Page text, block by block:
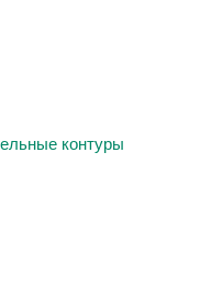
контуры